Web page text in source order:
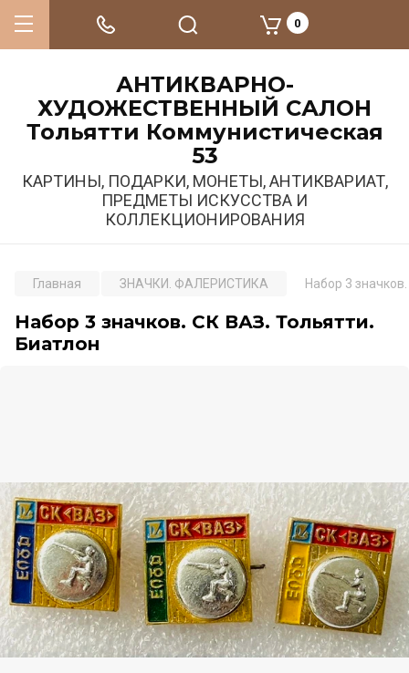
АНТИКВАРНО-
ХУДОЖЕСТВЕННЫЙ САЛОН
Тольятти Коммунистическая
53
КАРТИНЫ, ПОДАРКИ, МОНЕТЫ, АНТИКВАРИАТ,
ПРЕДМЕТЫ ИСКУССТВА И
КОЛЛЕКЦИОНИРОВАНИЯ
0
Главная ЗНАЧКИ. ФАЛЕРИСТИКА Набор 3
Набор 3 значков. СК ВАЗ. Тольятти.
Биатлон